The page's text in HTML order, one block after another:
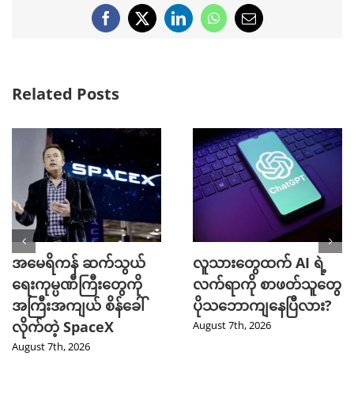
Facebook
X LinkedInWhatsApp
Email
Related Posts
အမေရိကန် ဆက်သွယ်
ရေးကုမ္ပဏီကြီးတွေကို
အကြီးအကျယ် စိန်ခေါ်
လိုက်တဲ့ SpaceX
August 7th, 2026
လူသားတွေထက် AI ရဲ့
လက်ရာကို စာဖတ်သူတွေ
ပိုသဘောကျနေပြီလား?
August 7th, 2026